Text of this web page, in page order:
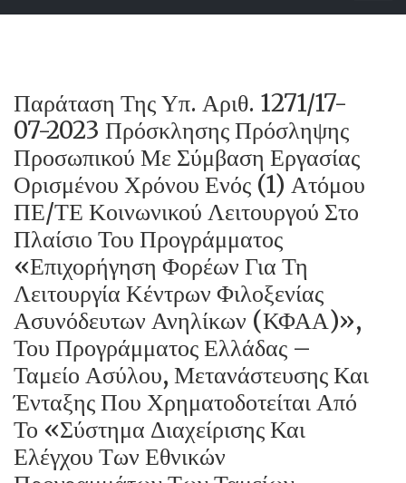
Παράταση Της Υπ. Αριθ. 1271/17-
07-2023 Πρόσκλησης Πρόσληψης
Προσωπικού Με Σύμβαση Εργασίας
Ορισμένου Χρόνου Ενός (1) Ατόμου
ΠΕ/ΤΕ Κοινωνικού Λειτουργού Στο
Πλαίσιο Του Προγράμματος
«Επιχορήγηση Φορέων Για Τη
Λειτουργία Κέντρων Φιλοξενίας
Ασυνόδευτων Ανηλίκων (ΚΦΑΑ)»,
Του Προγράμματος Ελλάδας –
Ταμείο Ασύλου, Μετανάστευσης Και
Ένταξης Που Χρηματοδοτείται Από
Το «Σύστημα Διαχείρισης Και
Ελέγχου Των Εθνικών